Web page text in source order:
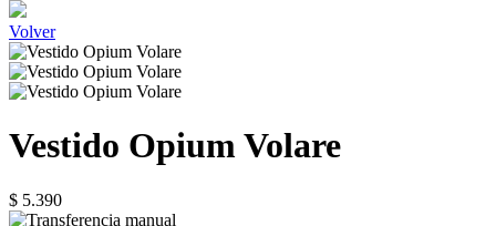
Volver
Vestido Opium Volare
$ 5.390